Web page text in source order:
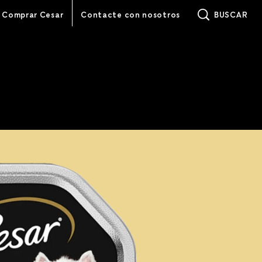
Comprar Cesar Contacte con nosotros (opens in new
BUSCAR